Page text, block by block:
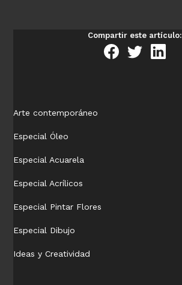
Compartir este artículo:
Arte contemporáneo
Especial Óleo
Especial Acuarela
Especial Acrílicos
Especial Pintar Flores
Especial Dibujo
Ideas y Creatividad